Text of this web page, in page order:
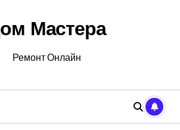
Мастера
Ремонт Онлайн